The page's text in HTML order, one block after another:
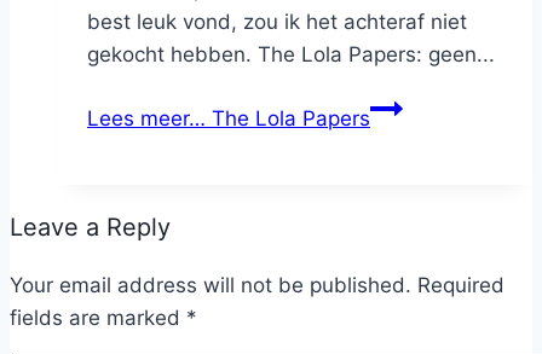
best leuk vond, zou ik het achteraf niet
gekocht hebben. The Lola Papers: geen...
Lees meer… The Lola Papers
Leave a Reply
Your email address will not be published. Required
fields are marked *